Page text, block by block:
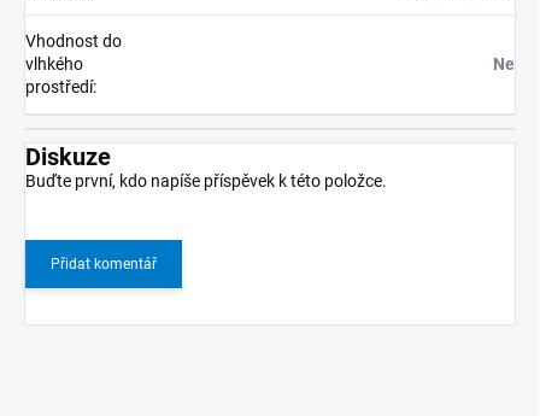
Vhodnost do
vlhkého
prostředí:
Ne
Diskuze
Buďte první, kdo napíše příspěvek k této položce.
Přidat komentář